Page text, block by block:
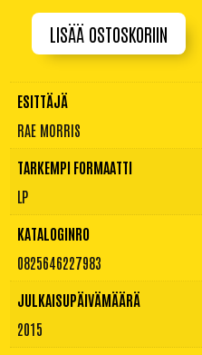
Unguarded
määrä
LISÄÄ OSTOSKORIIN
ESITTÄJÄ
RAE MORRIS
TARKEMPI FORMAATTI
LP
KATALOGINRO
0825646227983
JULKAISUPÄIVÄMÄÄRÄ
2015